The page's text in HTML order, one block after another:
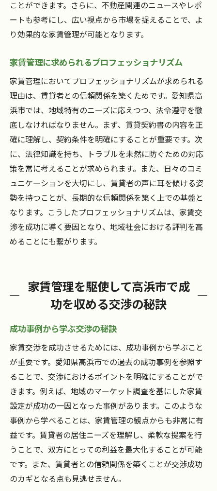
ことができます。さらに、不動産関連のニュースやレポ
ートも参考にし、広い視点から市場を捉えることで、よ
り効果的な家賃管理が可能となります。
家賃管理に求められるプロフェッショナリズム
家賃管理においてプロフェッショナリズムが求められる
理由は、賃貸者との信頼関係を築くためです。愛知県高
浜市では、地域特有のニーズに応えつつ、法令遵守を徹
底しなければなりません。まず、賃貸契約書の内容を正
確に理解し、契約条件を明確にすることが重要です。次
に、法律知識を持ち、トラブルを未然に防ぐための対応
策を常に考えることが求められます。また、日々のコミ
ュニケーションを大切にし、賃貸者の声に耳を傾ける姿
勢を持つことが、長期的な信頼関係を築く上での基盤と
なります。こうしたプロフェッショナリズムは、家賃交
渉を成功に導く要因となり、地域社会における評判を高
めることにも繋がります。
家賃管理を駆使して高浜市で成
功を収める交渉の秘訣
成功事例から学ぶ交渉の秘訣
家賃交渉を成功させるためには、成功事例から学ぶこと
が重要です。愛知県高浜市での過去の成功事例を参照す
ることで、交渉におけるポイントを明確にすることがで
きます。例えば、地域のマーケット調査を基にした家賃
設定が成功の一因となった事例があります。このような
事例から学べることは、家賃管理の観点からも非常に有
益です。賃貸者の居住ニーズを理解し、柔軟な提案を行
うことで、双方にとっての利益を最大化することが可能
です。また、賃貸者との信頼関係を築くことが交渉成功
のカギとなる点も見逃せません。